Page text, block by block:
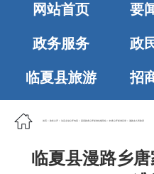
网站首页 要
政务服务 政
临夏县旅游 招
首页 政务公开 法定主动公开内容 基层政务公开标准化规范化 村务公开标准目录 漫路乡人民政府
临夏县漫路乡